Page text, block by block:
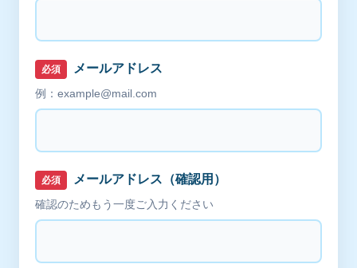
必須 メールアドレス
例：example@mail.com
必須 メールアドレス（確認用）
確認のためもう一度ご入力ください